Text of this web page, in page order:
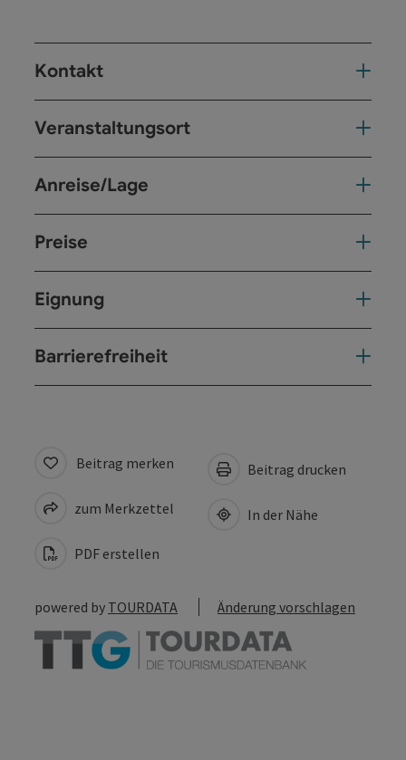
Kontakt
Veranstaltungsort
Anreise/Lage
Preise
Eignung
Barrierefreiheit
Beitrag merken
zum Merkzettel
PDF erstellen
Beitrag drucken
In der Nähe
powered by TOURDATA Änderung vorschlagen